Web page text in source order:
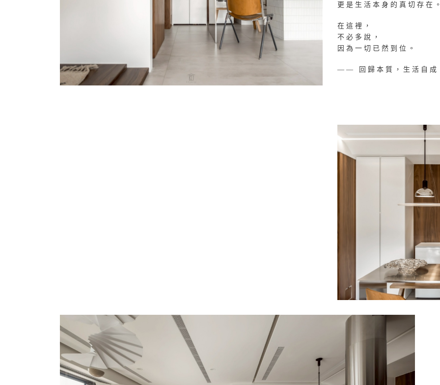
更是生活本身的真切存在
在這裡，
不必多說，
因為一切已然到位。
—— 回歸本質，生活自成